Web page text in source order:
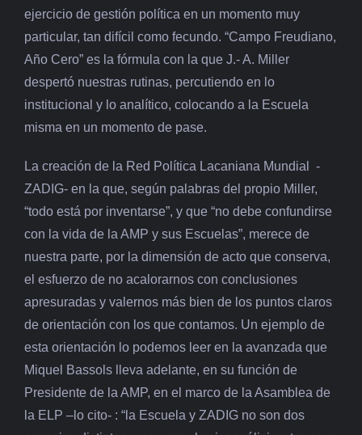
ejercicio de gestión política en un momento muy
particular, tan difícil como fecundo. “Campo Freudiano,
Año Cero” es la fórmula con la que J.- A. Miller
despertó nuestras rutinas, percutiendo en lo
institucional y lo analítico, colocando a la Escuela
misma en un momento de pase.
La creación de la Red Política Lacaniana Mundial -
ZADIG- en la que, según palabras del propio Miller,
“todo está por inventarse”, y que “no debe confundirse
con la vida de la AMP y sus Escuelas”, merece de
nuestra parte, por la dimensión de acto que conserva,
el esfuerzo de no acalorarnos con conclusiones
apresuradas y valernos más bien de los puntos claros
de orientación con los que contamos. Un ejemplo de
esta orientación lo podemos leer en la avanzada que
Miquel Bassols lleva adelante, en su función de
Presidente de la AMP, en el marco de la Asamblea de
la ELP –lo cito- : “la Escuela y ZADIG no son dos